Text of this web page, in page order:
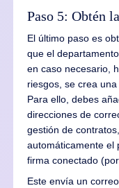
Paso 5: Obtén
El último paso es
que el
en caso necesario,
riesgos, se crea
Para ello, debes
direcciones de
gestión de
automáticamente el
firma conectado
Este envía un